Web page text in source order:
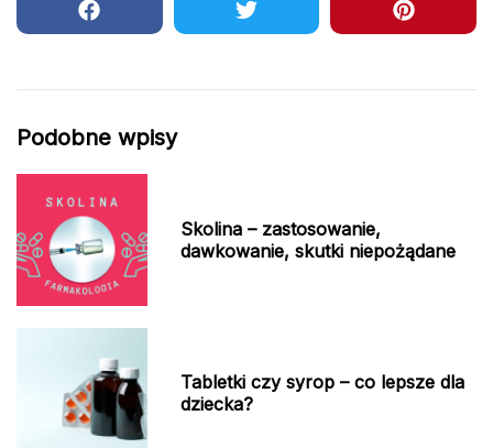
Podobne wpisy
Skolina – zastosowanie,
dawkowanie, skutki niepożądane
Tabletki czy syrop – co lepsze dla
dziecka?